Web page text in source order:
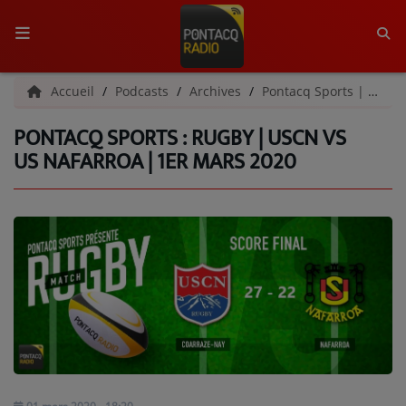
ACCUEIL
RADIO
L'ÉQUIPE
GRILLE DES PROGRAMMES
C'ÉTAIT QUOI CE TITRE ?
MÉDIAS
Accueil Podcasts Archives Pontacq Sports | Archives
PONTACQ SPORTS : RUGBY | USCN VS
US NAFARROA | 1ER MARS 2020